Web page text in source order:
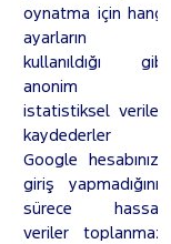
oynatma için hangi
ayarların
kullanıldığı gibi
anonim
istatistiksel verileri
kaydederler .
Google hesabınıza
giriş yapmadığınız
sürece hassas
veriler toplanmaz,